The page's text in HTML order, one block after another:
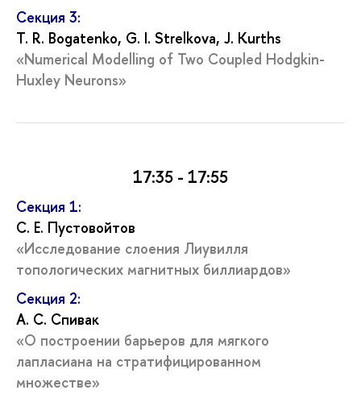
Секция 3:
T. R. Bogatenko, G. I. Strelkova, J. Kurths
«Numerical Modelling of Two Coupled Hodgkin-
Huxley Neurons»
17:35 - 17:55
Секция 1:
С. Е. Пустовойтов
«Исследование слоения Лиувилля
топологических магнитных биллиардов»
Секция 2:
А. С. Спивак
«О построении барьеров для мягкого
лапласиана на стратифицированном
множестве»